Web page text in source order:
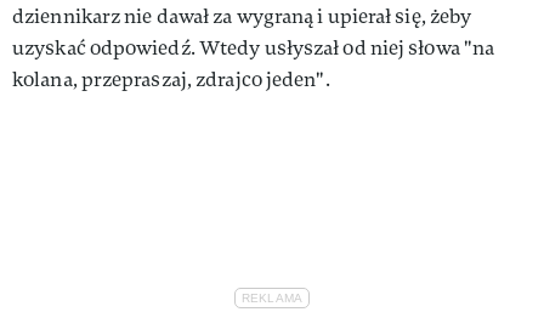
dziennikarz nie dawał za wygraną i upierał się, żeby
uzyskać odpowiedź. Wtedy usłyszał od niej słowa "na
kolana, przepraszaj, zdrajco jeden".